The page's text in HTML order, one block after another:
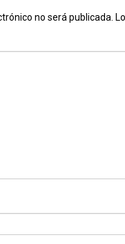
no será publicada.